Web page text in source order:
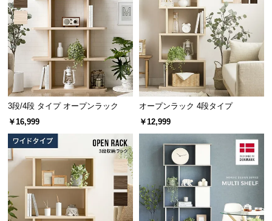
の
配
送
に
い
て
型
商
品
配
送
スリムサイズで空間にフィット
スリムな奥行きでちょっとしたスペースにもすっき
り置けるサイズ感。A4の書類も収納できる十分な高
さがあります。
3段/4段 タイプ オープンラック
￥16,999
オープンラック 4段タイプ
￥12,999